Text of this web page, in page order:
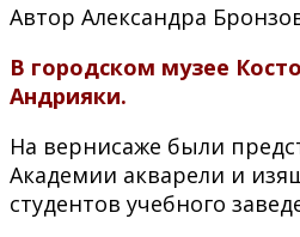
Автор Александра
В городском музее
Андрияки.
На вернисаже были
Академии акварели и
студентов учебного